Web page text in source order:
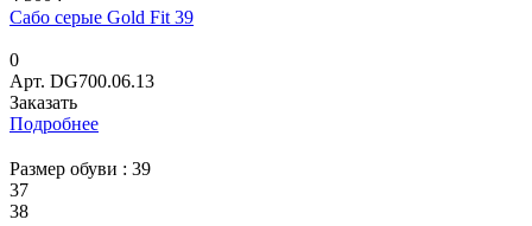
Сабо серые Gold Fit 39
0
Арт. DG700.06.13
Заказать
Подробнее
Размер обуви : 39
37
38